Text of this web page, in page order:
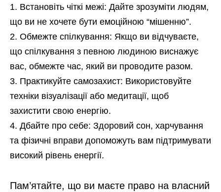
Встановіть чіткі межі: Дайте зрозуміти людям,
що ви не хочете бути емоційною “мішенню”.
Обмежте спілкування: Якщо ви відчуваєте,
що спілкування з певною людиною виснажує
вас, обмежте час, який ви проводите разом.
Практикуйте самозахист: Використовуйте
техніки візуалізації або медитації, щоб
захистити свою енергію.
Дбайте про себе: Здоровий сон, харчування
та фізичні вправи допоможуть вам підтримувати
високий рівень енергії.
Пам’ятайте, що ви маєте право на власний